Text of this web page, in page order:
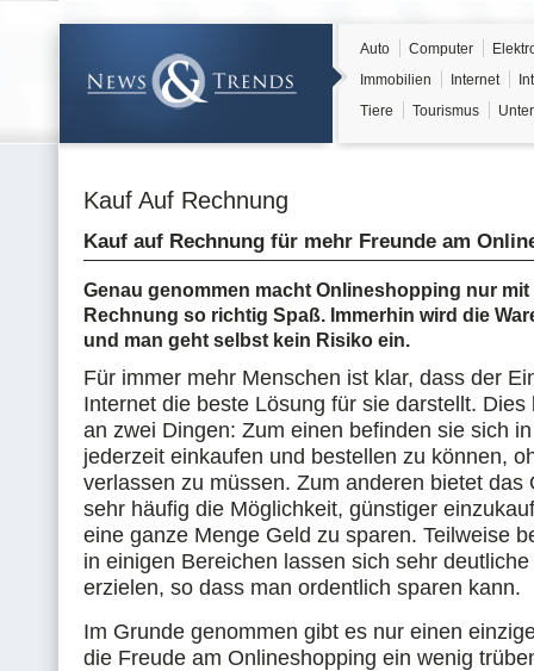
Auto Computer
Immobilien
Internet
Tiere
Tourismus
Kauf Auf Rechnung
Kauf auf Rechnung für mehr Freunde am
Genau genommen macht Onlineshopping nur mit
Rechnung so richtig Spaß. Immerhin wird die
und man geht selbst kein Risiko ein.
Für immer mehr Menschen ist klar, dass der
Internet die beste Lösung für sie darstellt. Dies
an zwei Dingen: Zum einen befinden sie sich
jederzeit einkaufen und bestellen zu können,
verlassen zu müssen. Zum anderen bietet das
sehr häufig die Möglichkeit, günstiger
eine ganze Menge Geld zu sparen. Teilweise
in einigen Bereichen lassen sich sehr
erzielen, so dass man ordentlich sparen kann.
Im Grunde genommen gibt es nur einen
die Freude am Onlineshopping ein wenig